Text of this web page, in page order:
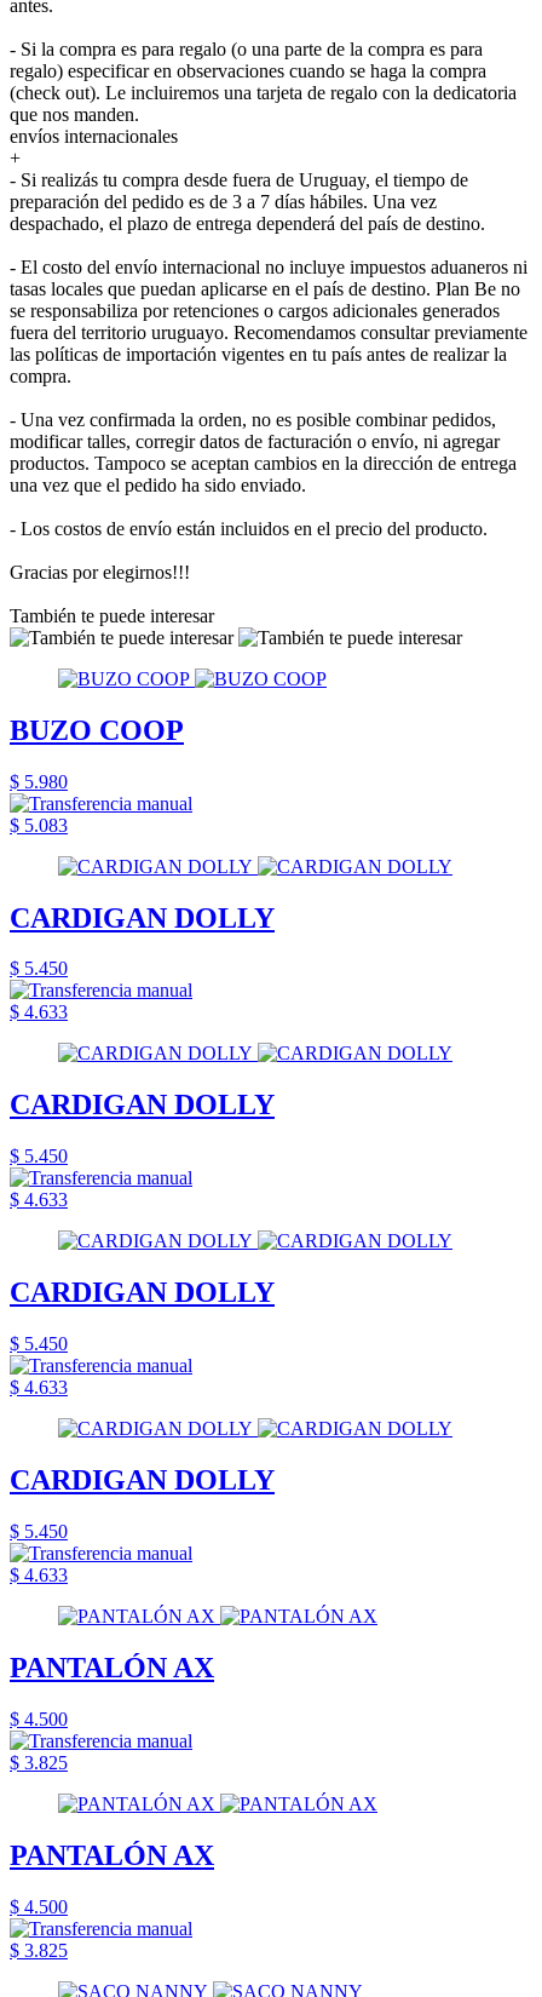
antes.
- Si la compra es para regalo (o una parte de la compra es para
regalo) especificar en observaciones cuando se haga la compra
(check out). Le incluiremos una tarjeta de regalo con la dedicatoria
que nos manden.
envíos internacionales
+
- Si realizás tu compra desde fuera de Uruguay, el tiempo de
preparación del pedido es de 3 a 7 días hábiles. Una vez
despachado, el plazo de entrega dependerá del país de destino.
- El costo del envío internacional no incluye impuestos aduaneros ni
tasas locales que puedan aplicarse en el país de destino. Plan Be no
se responsabiliza por retenciones o cargos adicionales generados
fuera del territorio uruguayo. Recomendamos consultar previamente
las políticas de importación vigentes en tu país antes de realizar la
compra.
- Una vez confirmada la orden, no es posible combinar pedidos,
modificar talles, corregir datos de facturación o envío, ni agregar
productos. Tampoco se aceptan cambios en la dirección de entrega
una vez que el pedido ha sido enviado.
- Los costos de envío están incluidos en el precio del producto.
Gracias por elegirnos!!!
También te puede interesar
BUZO COOP
$ 5.980
$ 5.083
CARDIGAN DOLLY
$ 5.450
$ 4.633
CARDIGAN DOLLY
$ 5.450
$ 4.633
CARDIGAN DOLLY
$ 5.450
$ 4.633
CARDIGAN DOLLY
$ 5.450
$ 4.633
PANTALÓN AX
$ 4.500
$ 3.825
PANTALÓN AX
$ 4.500
$ 3.825